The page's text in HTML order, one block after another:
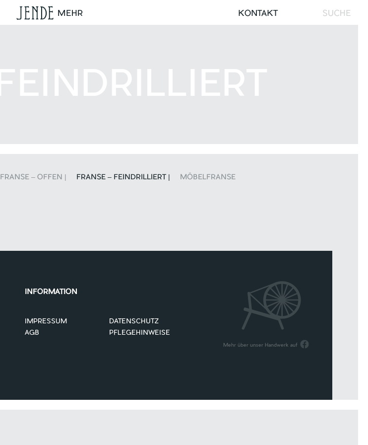
MEHR KONTAKT
Search
FRANSE – OFFEN | FRANSE – FEINDRILLIERT | MÖBELFRANSE
INFORMATION
IMPRESSUM
AGB
DATENSCHUTZ
PFLEGEHINWEISE
Mehr über unser Handwerk auf